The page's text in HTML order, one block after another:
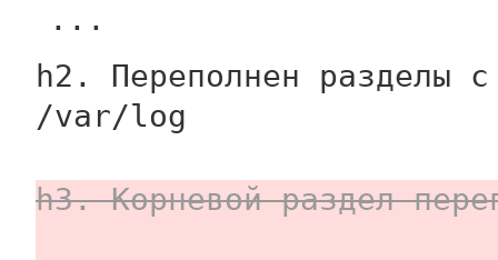
...
h2. Переполнен разделы
/var/log
h3. Корневой раздел